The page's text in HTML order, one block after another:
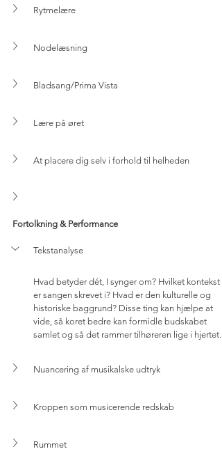
Rytmelære
Nodelæsning
Bladsang/Prima Vista
Lære på øret
At placere dig selv i forhold til helheden
Fortolkning & Performance
Tekstanalyse
Hvad betyder dét, I synger om? Hvilket kontekst
er sangen skrevet i? Hvad er den kulturelle og
historiske baggrund? Disse ting kan hjælpe at
vide, så koret bedre kan formidle budskabet
samlet og så det rammer tilhøreren lige i hjertet.
Nuancering af musikalske udtryk
Kroppen som musicerende redskab
Rummet